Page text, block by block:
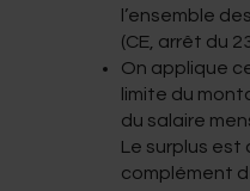
l’ensemble
(CE, arrêt du
On applique
limite du
du salaire
Le surplus est
complément